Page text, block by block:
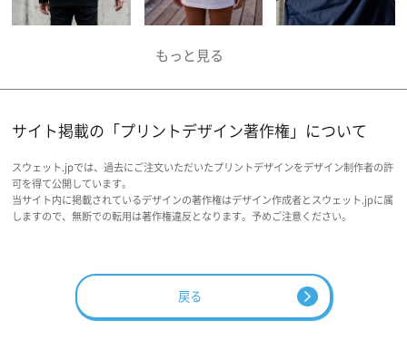
サイト掲載の「プリントデザイン著作権」について
スウェット.jpでは、過去にご注文いただいたプリントデザインをデザイン制作者の許
可を得て公開しています。
当サイト内に掲載されているデザインの著作権はデザイン作成者とスウェット.jpに属
しますので、無断での転用は著作権違反となります。予めご注意ください。
戻る